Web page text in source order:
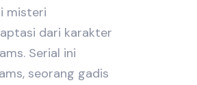
misteri
dari karakter
Serial ini
seorang gadis